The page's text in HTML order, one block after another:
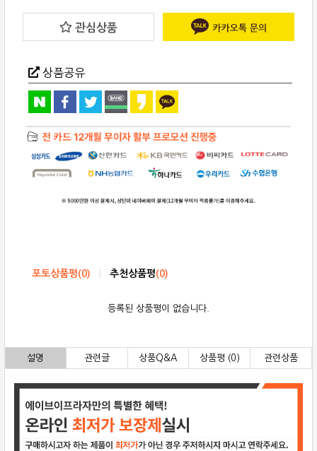
관심상품
상품공유
포토상품평(0) 추천상품평(0)
등록된 상품평이 없습니다.
설명 관련글 상품Q&A 상품평 (0) 관련상품